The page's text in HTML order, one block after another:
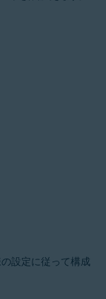
設定に従って構成